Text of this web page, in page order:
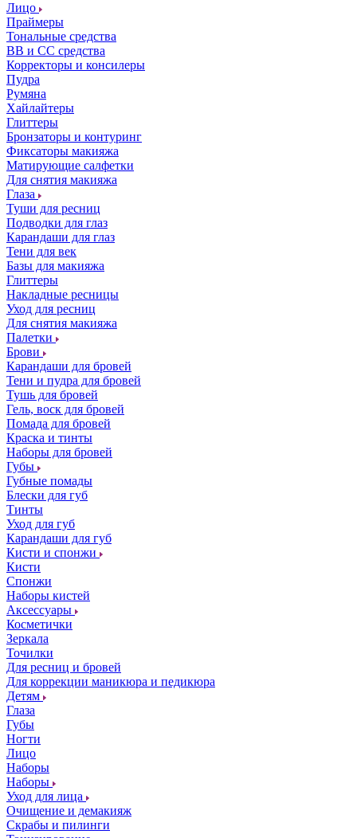
Лицо
Праймеры
Тональные средства
ВВ и СС средства
Корректоры и консилеры
Пудра
Румяна
Хайлайтеры
Глиттеры
Бронзаторы и контуринг
Фиксаторы макияжа
Матирующие салфетки
Для снятия макияжа
Глаза
Туши для ресниц
Подводки для глаз
Карандаши для глаз
Тени для век
Базы для макияжа
Глиттеры
Накладные ресницы
Уход для ресниц
Для снятия макияжа
Палетки
Брови
Карандаши для бровей
Тени и пудра для бровей
Тушь для бровей
Гель, воск для бровей
Помада для бровей
Краска и тинты
Наборы для бровей
Губы
Губные помады
Блески для губ
Тинты
Уход для губ
Карандаши для губ
Кисти и спонжи
Кисти
Спонжи
Наборы кистей
Аксессуары
Косметички
Зеркала
Точилки
Для ресниц и бровей
Для коррекции маникюра и педикюра
Детям
Глаза
Губы
Ногти
Лицо
Наборы
Наборы
Уход для лица
Очищение и демакияж
Скрабы и пилинги